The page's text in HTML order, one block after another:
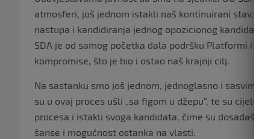
atmosferi, još jednom istakli naš kontinuirani
nastupa i kandidiranja jednog opozicionog
SDA je od samog početka dala podršku Platformi
kompromise, što je bio i ostao naš krajnji cilj.
Na sastanku smo još jednom, jednoglasno i
su u ovaj proces ušli „sa figom u džepu“, te su
procesa i istakli svoga kandidata, čime su
šanse i mogućnost ostanka na vlasti.